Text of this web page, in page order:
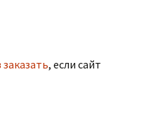
, если сайт